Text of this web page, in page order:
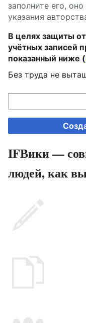
заполните его,
указания
В целях защиты
учётных записей
показанный ниже (
Без труда не
IFВики —
людей, как